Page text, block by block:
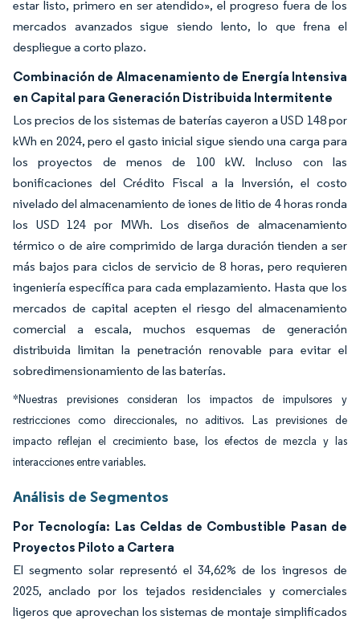
estar listo, primero en ser atendido», el progreso fuera de los
mercados avanzados sigue siendo lento, lo que frena el
despliegue a corto plazo.
Combinación de Almacenamiento de Energía Intensiva
en Capital para Generación Distribuida Intermitente
Los precios de los sistemas de baterías cayeron a USD 148 por
kWh en 2024, pero el gasto inicial sigue siendo una carga para
los proyectos de menos de 100 kW. Incluso con las
bonificaciones del Crédito Fiscal a la Inversión, el costo
nivelado del almacenamiento de iones de litio de 4 horas ronda
los USD 124 por MWh. Los diseños de almacenamiento
térmico o de aire comprimido de larga duración tienden a ser
más bajos para ciclos de servicio de 8 horas, pero requieren
ingeniería específica para cada emplazamiento. Hasta que los
mercados de capital acepten el riesgo del almacenamiento
comercial a escala, muchos esquemas de generación
distribuida limitan la penetración renovable para evitar el
sobredimensionamiento de las baterías.
*Nuestras previsiones consideran los impactos de impulsores y
restricciones como direccionales, no aditivos. Las previsiones de
impacto reflejan el crecimiento base, los efectos de mezcla y las
interacciones entre variables.
Análisis de Segmentos
Por Tecnología: Las Celdas de Combustible Pasan de
Proyectos Piloto a Cartera
El segmento solar representó el 34,62% de los ingresos de
2025, anclado por los tejados residenciales y comerciales
ligeros que aprovechan los sistemas de montaje simplificados